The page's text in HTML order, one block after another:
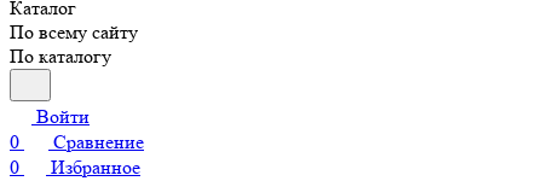
Каталог
По всему сайту
По каталогу
Войти
0
Сравнение
0
Избранное